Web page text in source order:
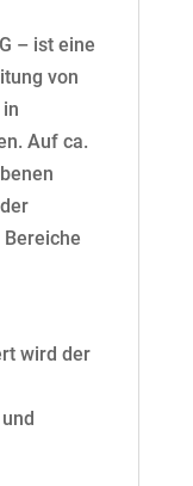
– ist eine
von
Auf ca.
wird der